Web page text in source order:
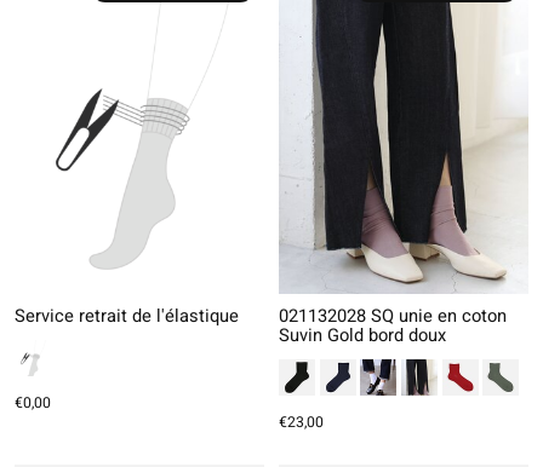
Service retrait de l'élastique
€0,00
021132028 SQ unie en coton
Suvin Gold bord doux
€23,00